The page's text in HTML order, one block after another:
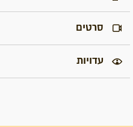
סרטים
עדויות